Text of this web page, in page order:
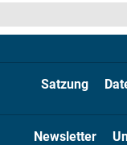
Satzung
Newsletter